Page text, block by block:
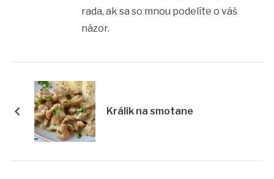
rada, ak sa so mnou podelíte o váš
názor.
Králik na smotane